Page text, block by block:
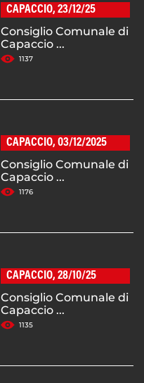
CAPACCIO, 23/12/25
Consiglio Comunale di
Capaccio ...
1137
CAPACCIO, 03/12/2025
Consiglio Comunale di
Capaccio ...
1176
CAPACCIO, 28/10/25
Consiglio Comunale di
Capaccio ...
1135